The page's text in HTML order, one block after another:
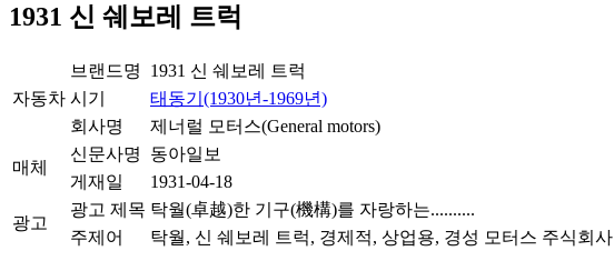
1931 신 쉐보레 트럭
자동차
브랜드명
1931 신 쉐보레 트럭
시기
태동기(1930년-1969년)
회사명
제너럴 모터스(General motors)
매체
신문사명
동아일보
게재일
1931-04-18
광고
광고 제목 탁월(卓越)한 기구(機構)를 자랑하는..........
주제어
탁월, 신 쉐보레 트럭, 경제적, 상업용, 경성 모터스 주식회사